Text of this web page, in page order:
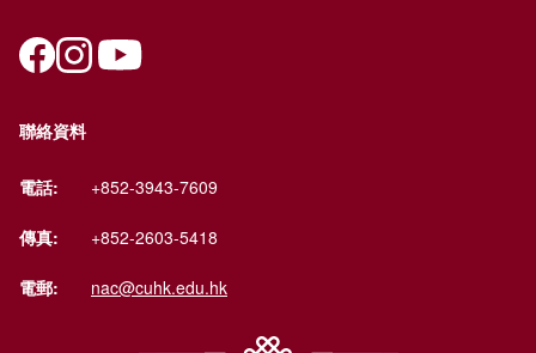
聯絡資料
電話: +852-3943-7609
傳真: +852-2603-5418
電郵: nac@cuhk.edu.hk